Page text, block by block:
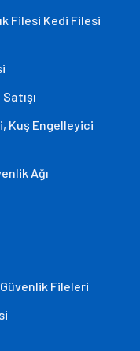
Filesi Kedi Filesi
Kuş Engelleyici
Ağı
Fileleri